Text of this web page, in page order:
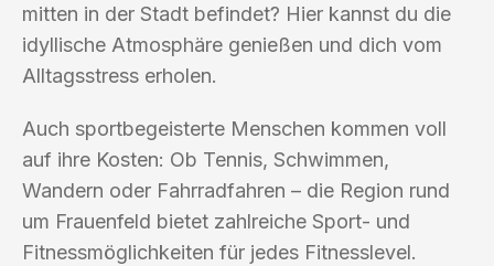
mitten in der Stadt befindet? Hier kannst du die
idyllische Atmosphäre genießen und dich vom
Alltagsstress erholen.
Auch sportbegeisterte Menschen kommen voll
auf ihre Kosten: Ob Tennis, Schwimmen,
Wandern oder Fahrradfahren – die Region rund
um Frauenfeld bietet zahlreiche Sport- und
Fitnessmöglichkeiten für jedes Fitnesslevel.